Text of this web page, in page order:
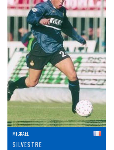
MICKAEL
SILVESTRE